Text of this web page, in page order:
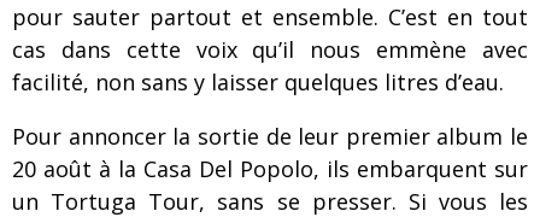
pour sauter partout et ensemble. C’est en tout
cas dans cette voix qu’il nous emmène avec
facilité, non sans y laisser quelques litres d’eau.
Pour annoncer la sortie de leur premier album le
20 août à la Casa Del Popolo, ils embarquent sur
un Tortuga Tour, sans se presser. Si vous les